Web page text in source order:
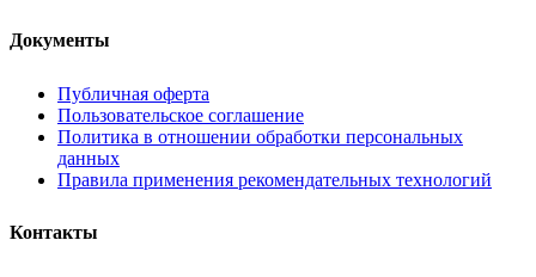
Документы
Публичная оферта
Пользовательское соглашение
Политика в отношении обработки персональных
данных
Правила применения рекомендательных технологий
Контакты